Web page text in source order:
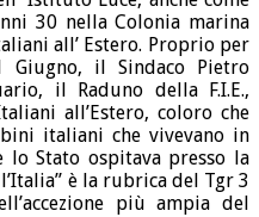
30 nella Colonia marina
all’ Estero. Proprio per
il Sindaco Pietro
il Raduno della F.I.E.,
all’Estero, coloro che
italiani che vivevano in
Stato ospitava presso la
è la rubrica del Tgr 3
più ampia del